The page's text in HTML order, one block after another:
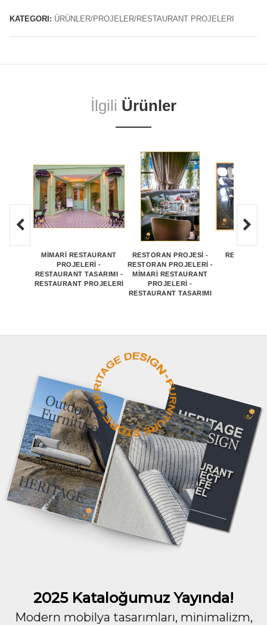
KATEGORI: ÜRÜNLER/PROJELER/RESTAURANT PROJELERI
İlgili Ürünler
MİMARİ RESTAURANT
PROJELERİ -
RESTAURANT TASARIMI -
RESTAURANT PROJELERİ
RESTORAN PROJESİ -
RESTORAN PROJELERİ -
MİMARİ RESTAURANT
PROJELERİ -
RESTAURANT TASARIMI
RESTORAN
2025 Kataloğumuz Yayında!
Modern mobilya tasarımları, minimalizm,